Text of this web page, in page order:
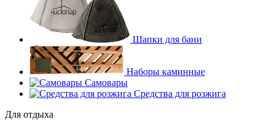
Шапки для бани
Наборы каминные
Самовары
Средства для розжига
Для отдыха